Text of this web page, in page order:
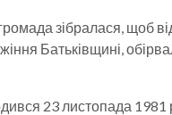
зібралася, щоб
Батьківщині,
23 листопада 1981